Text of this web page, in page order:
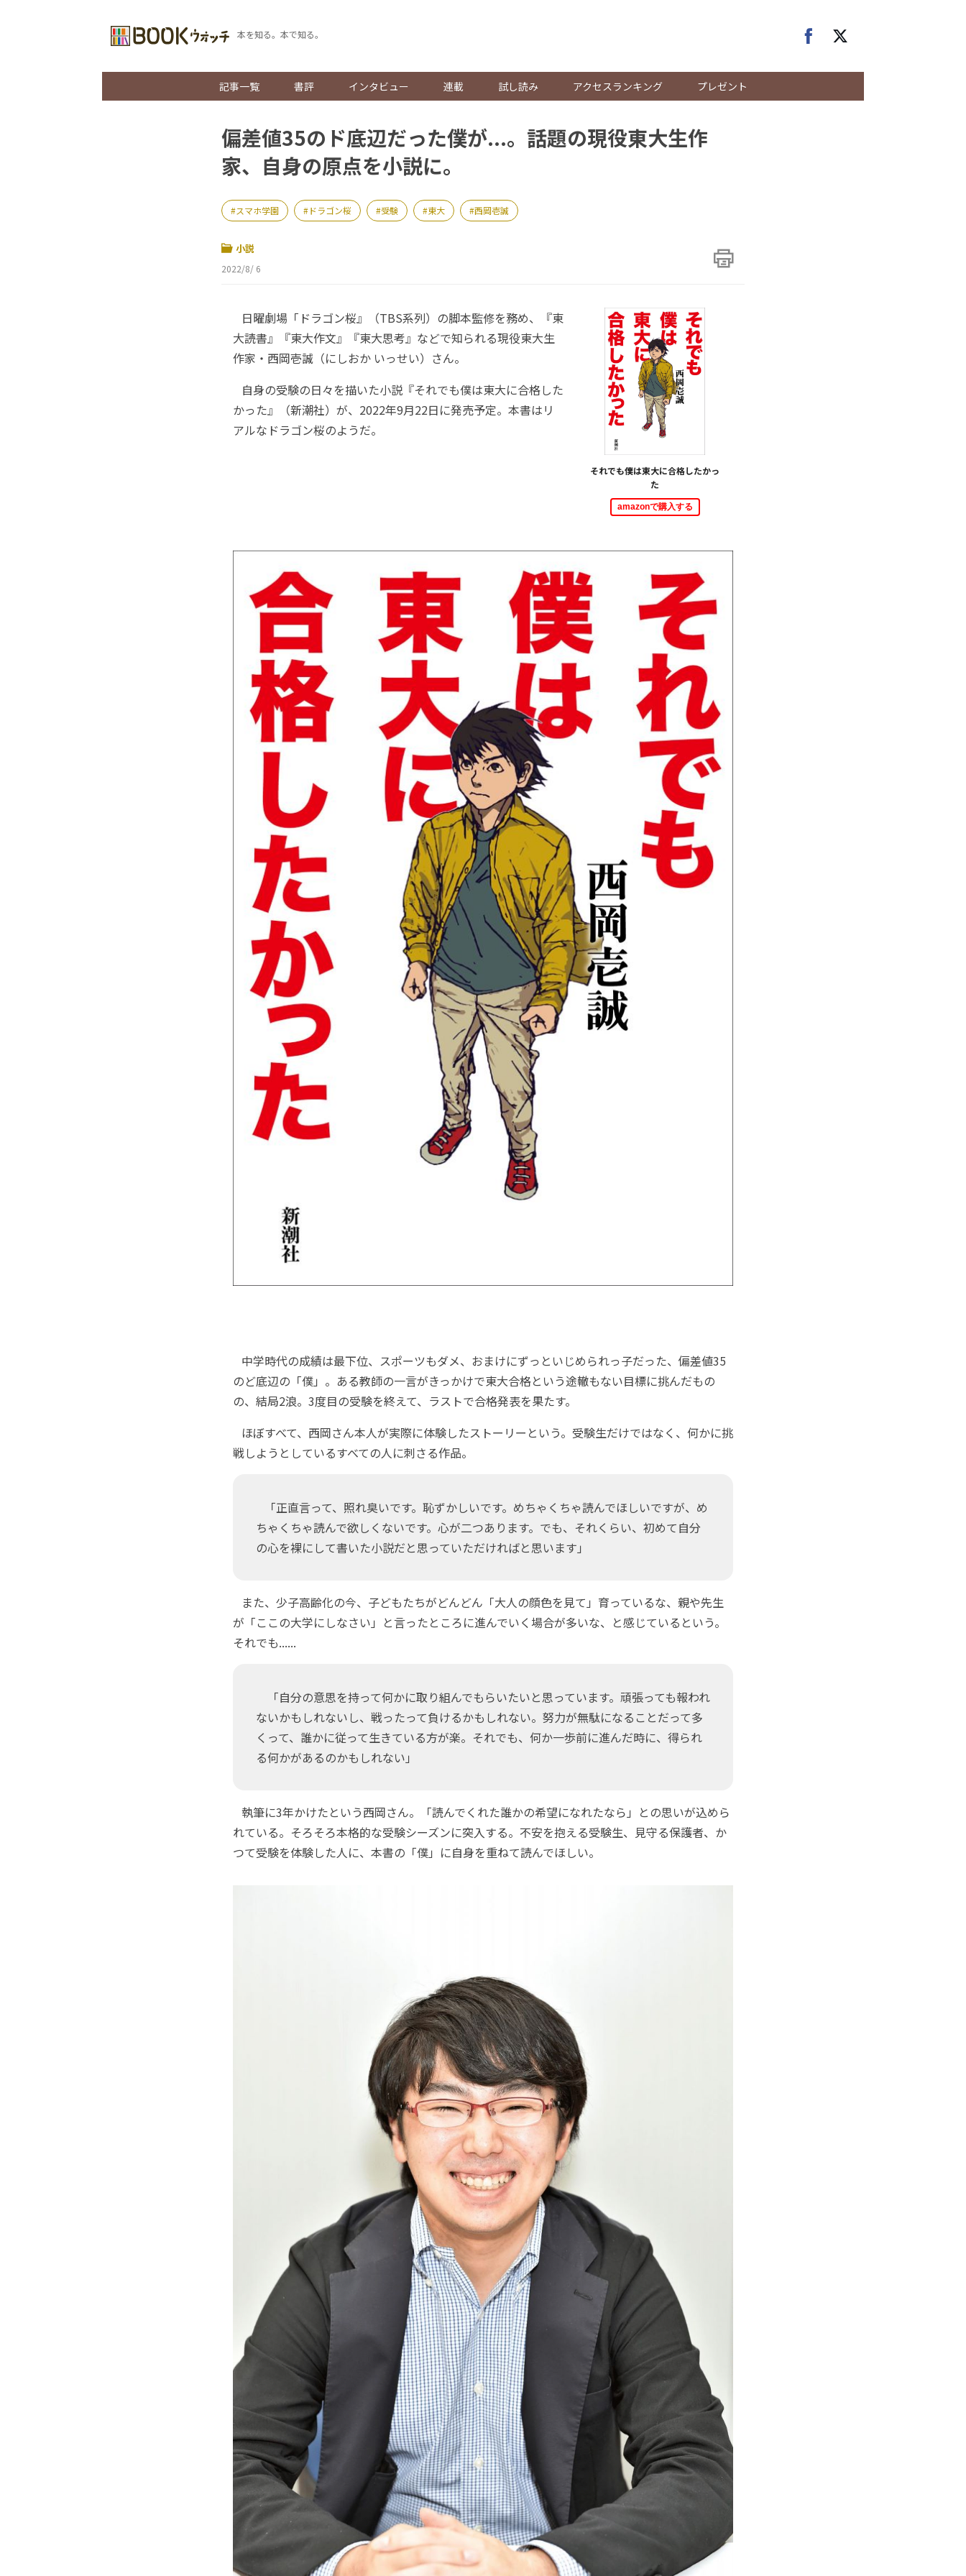
本を知る。本で知る。
記事一覧 書評 インタビュー 連載 試し読み アクセスランキング プレゼント
偏差値35のド底辺だった僕が...。話題の現役東大生作
家、自身の原点を小説に。
スマホ学園 ドラゴン桜 受験 東大 西岡壱誠
小説
2022/8/ 6
それでも僕は東大に合格したかっ
た
amazonで購入する
日曜劇場「ドラゴン桜』（TBS系列）の脚本監修を務め、『東
大読書』『東大作文』『東大思考』などで知られる現役東大生
作家・西岡壱誠（にしおか いっせい）さん。
自身の受験の日々を描いた小説『それでも僕は東大に合格した
かった』（新潮社）が、2022年9月22日に発売予定。本書はリ
アルなドラゴン桜のようだ。
中学時代の成績は最下位、スポーツもダメ、おまけにずっといじめられっ子だった、偏差値35
のど底辺の「僕」。ある教師の一言がきっかけで東大合格という途轍もない目標に挑んだもの
の、結局2浪。3度目の受験を終えて、ラストで合格発表を果たす。
ほぼすべて、西岡さん本人が実際に体験したストーリーという。受験生だけではなく、何かに挑
戦しようとしているすべての人に刺さる作品。
「正直言って、照れ臭いです。恥ずかしいです。めちゃくちゃ読んでほしいですが、め
ちゃくちゃ読んで欲しくないです。心が二つあります。でも、それくらい、初めて自分
の心を裸にして書いた小説だと思っていただければと思います」
また、少子高齢化の今、子どもたちがどんどん「大人の顔色を見て」育っているな、親や先生
が「ここの大学にしなさい」と言ったところに進んでいく場合が多いな、と感じているという。
それでも......
「自分の意思を持って何かに取り組んでもらいたいと思っています。頑張っても報われ
ないかもしれないし、戦ったって負けるかもしれない。努力が無駄になることだって多
くって、誰かに従って生きている方が楽。それでも、何か一歩前に進んだ時に、得られ
る何かがあるのかもしれない」
執筆に3年かけたという西岡さん。「読んでくれた誰かの希望になれたなら」との思いが込めら
れている。そろそろ本格的な受験シーズンに突入する。不安を抱える受験生、見守る保護者、か
つて受験を体験した人に、本書の「僕」に自身を重ねて読んでほしい。